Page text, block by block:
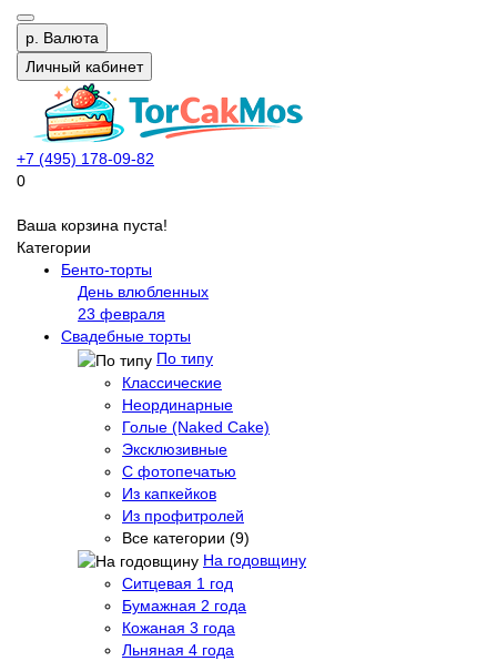
р. Валюта
Личный кабинет
+7 (495) 178-09-82
0
Ваша корзина пуста!
Категории
Бенто-торты
День влюбленных
23 февраля
Свадебные торты
По типу
Классические
Неординарные
Голые (Naked Cake)
Эксклюзивные
С фотопечатью
Из капкейков
Из профитролей
Все категории (9)
На годовщину
Ситцевая 1 год
Бумажная 2 года
Кожаная 3 года
Льняная 4 года